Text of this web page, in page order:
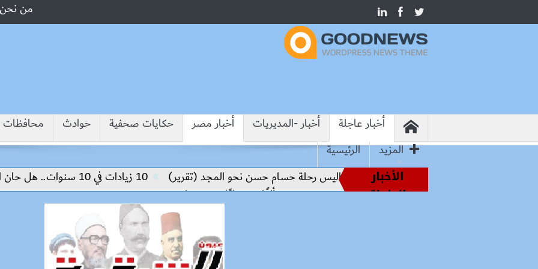
من نحن
أخبار عاجلة أخبار -المديريات أخبار مصر حكايات صحفية حوادث محافظات
المزيد
الرئيسية
الأخبار
العاجلة
الملاعب إلى قيادة الفراعنة.. كواليس رحلة حسام حسن نحو المجد (تقرير) 10 زيادات في 10 سنوات.. هل حان الوقت لرفع دعم البنزين نهائيا؟
تواصل استقبال القمح المحلي وتحقق توريد 678 ألفًا و66 طنًا و500 كيلو